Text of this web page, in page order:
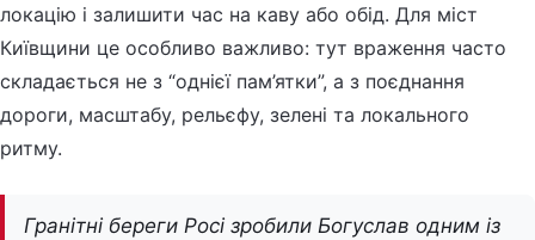
локацію і залишити час на каву або обід. Для міст
Київщини це особливо важливо: тут враження часто
складається не з “однієї пам’ятки”, а з поєднання
дороги, масштабу, рельєфу, зелені та локального
ритму.
Гранітні береги Росі зробили Богуслав одним із